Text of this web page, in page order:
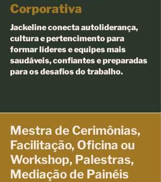
Corporativa
Jackeline conecta autoliderança,
cultura e pertencimento para
formar líderes e equipes mais
saudáveis, confiantes e preparadas
para os desafios do trabalho.
Mestra de Cerimônias,
Facilitação, Oficina ou
Workshop, Palestras,
Mediação de Painéis